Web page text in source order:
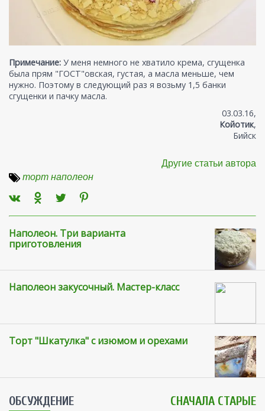
Примечание: У меня немного не хватило крема, сгущенка
была прям "ГОСТ"овская, густая, а масла меньше, чем
нужно. Поэтому в следующий раз я возьму 1,5 банки
сгущенки и пачку масла.
03.03.16,
Койотик,
Бийск
Другие статьи автора
торт наполеон
Наполеон. Три варианта
приготовления
Наполеон закусочный. Мастер-класс
Торт "Шкатулка" с изюмом и орехами
ОБСУЖДЕНИЕ СНАЧАЛА СТАРЫЕ